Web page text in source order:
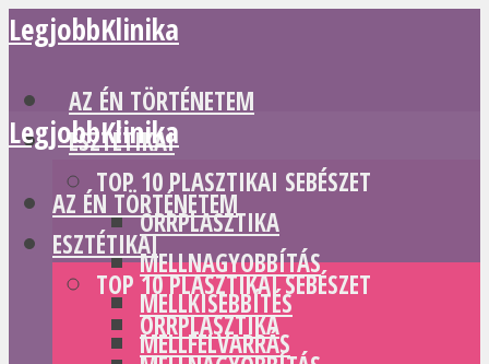
LegjobbKlinika
AZ ÉN TÖRTÉNETEM
ESZTÉTIKAI
TOP 10 PLASZTIKAI SEBÉSZET
ORRPLASZTIKA
MELLNAGYOBBÍTÁS
MELLKISEBBÍTÉS
MELLFELVARRÁS
LegjobbKlinika
AZ ÉN TÖRTÉNETEM
ESZTÉTIKAI
TOP 10 PLASZTIKAI SEBÉSZET
ORRPLASZTIKA